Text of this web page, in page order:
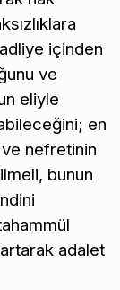
içinden
ve
eliyle
en
ve nefretinin
bunun
adalet